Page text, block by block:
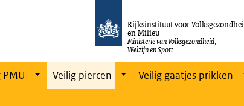
Rijksinstituut voor
en Milieu
Ministerie van Volksgezondheid,
Welzijn en Sport
PMU Veilig piercen
Veilig gaatjes prikken